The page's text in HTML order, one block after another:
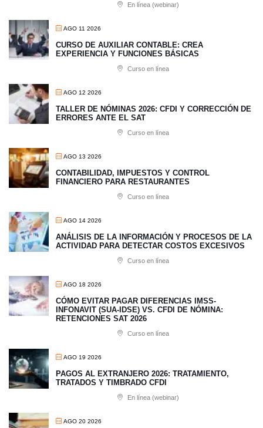
En línea (webinar)
AGO 11 2026
CURSO DE AUXILIAR CONTABLE: CREA
EXPERIENCIA Y FUNCIONES BÁSICAS
Curso en línea
AGO 12 2026
TALLER DE NÓMINAS 2026: CFDI Y CORRECCIÓN DE
ERRORES ANTE EL SAT
Curso en línea
AGO 13 2026
CONTABILIDAD, IMPUESTOS Y CONTROL
FINANCIERO PARA RESTAURANTES
Curso en línea
AGO 14 2026
ANÁLISIS DE LA INFORMACIÓN Y PROCESOS DE LA
ACTIVIDAD PARA DETECTAR COSTOS EXCESIVOS
Curso en línea
AGO 18 2026
CÓMO EVITAR PAGAR DIFERENCIAS IMSS-
INFONAVIT (SUA-IDSE) VS. CFDI DE NÓMINA:
RETENCIONES SAT 2026
Curso en línea
AGO 19 2026
PAGOS AL EXTRANJERO 2026: TRATAMIENTO,
TRATADOS Y TIMBRADO CFDI
En línea (webinar)
AGO 20 2026